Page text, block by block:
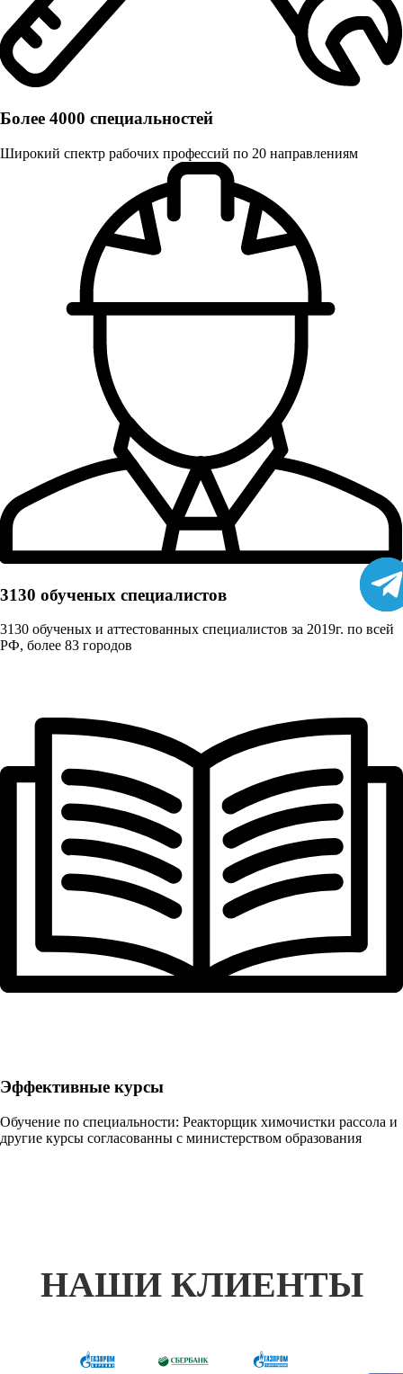
Более 4000 специальностей
Широкий спектр рабочих профессий по 20 направлениям
3130 обученых cпециалистов
3130 обученых и аттестованных специалистов за 2019г. по всей
РФ, более 83 городов
Эффективные курсы
Обучение по специальности: Реакторщик химочистки рассола и
другие курсы согласованны с министерством образования
НАШИ КЛИЕНТЫ